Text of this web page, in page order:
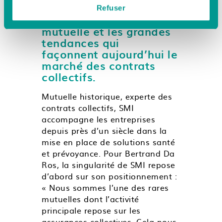
Refuser
SMI, revient sur les
spécificités de la
mutuelle et les grandes
tendances qui
façonnent aujourd’hui le
marché des contrats
collectifs.
Mutuelle historique, experte des
contrats collectifs, SMI
accompagne les entreprises
depuis près d’un siècle dans la
mise en place de solutions santé
et prévoyance. Pour Bertrand Da
Ros, la singularité de SMI repose
d’abord sur son positionnement :
« Nous sommes l’une des rares
mutuelles dont l’activité
principale repose sur les